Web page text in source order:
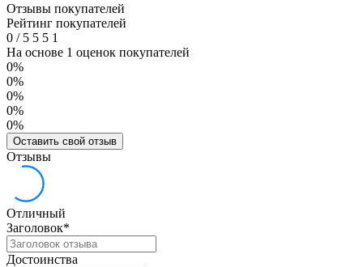
Отзывы покупателей
Рейтинг покупателей
0 /5 5 5 1
На основе 1 оценок покупателей
0%
0%
0%
0%
0%
Оставить свой отзыв
Отзывы
Отличный
Заголовок*
Достоинства